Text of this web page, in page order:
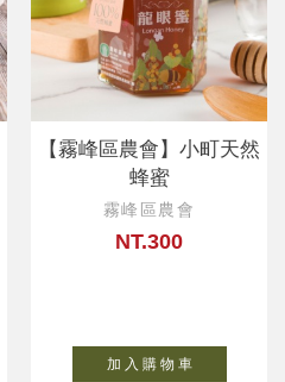
【霧峰區農會】小町天然
蜂蜜
霧峰區農會
NT.300
加 入 購 物 車